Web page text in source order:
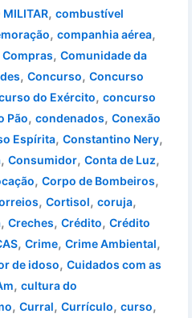
MILITAR, combustível
, companhia aérea,
Compras, Comunidade da
, Concurso, Concurso
do Exército, concurso
Pão, condenados, Conexão
Espírita, Constantino Nery,
, Consumidor, Conta de Luz,
, Corpo de Bombeiros,
, Cortisol, coruja,
, Creches, Crédito, Crédito
, Crime, Crime Ambiental,
de idoso, Cuidados com as
, cultura do
, Curral, Currículo, curso,